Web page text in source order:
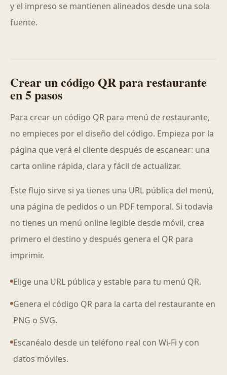
y el impreso se mantienen alineados desde una sola
fuente.
Crear un código QR para restaurante
en 5 pasos
Para crear un código QR para menú de restaurante,
no empieces por el diseño del código. Empieza por la
página que verá el cliente después de escanear: una
carta online rápida, clara y fácil de actualizar.
Este flujo sirve si ya tienes una URL pública del menú,
una página de pedidos o un PDF temporal. Si todavía
no tienes un menú online legible desde móvil, crea
primero el destino y después genera el QR para
imprimir.
Elige una URL pública y estable para tu menú QR.
Genera el código QR para la carta del restaurante en
PNG o SVG.
Escanéalo desde un teléfono real con Wi-Fi y con
datos móviles.